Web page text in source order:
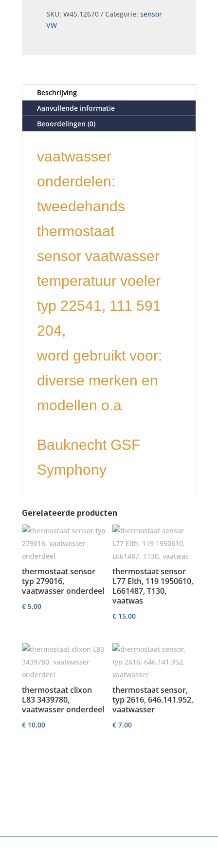
SKU: W45.12670 Categorie: sensor
VW
Beschrijving
Aanvullende informatie
Beoordelingen (0)
vaatwasser
onderdelen:
tweedehands
thermostaat
sensor vaatwasser
temperatuur voeler
typ 22541, 111 591
204,
word gebruikt voor:
diverse merken en
modellen o.a
Bauknecht GSF
Symphony
Gerelateerde producten
thermostaat sensor
typ 279016,
vaatwasser onderdeel
€5,00
thermostaat sensor
L77 Elth, 119 1950610,
L661487, T130,
vaatwas
€ 15,00
thermostaat clixon
L83 3439780,
vaatwasser onderdeel
€10,00
thermostaat sensor,
typ 2616, 646.141.952,
vaatwasser
€ 7,00